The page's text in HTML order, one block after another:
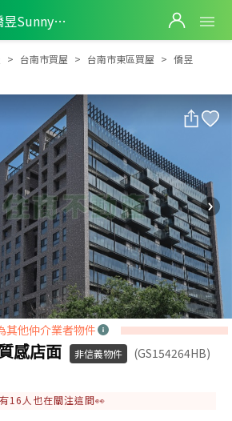
僑昱SunnyLife質感店面
僑昱SunnyLife質感店面
台南市買屋 台南市東區買屋
僑昱
其他仲介業者物件
感店面 非信義物件
(GS154264HB)
有16 人也在關注這間👀